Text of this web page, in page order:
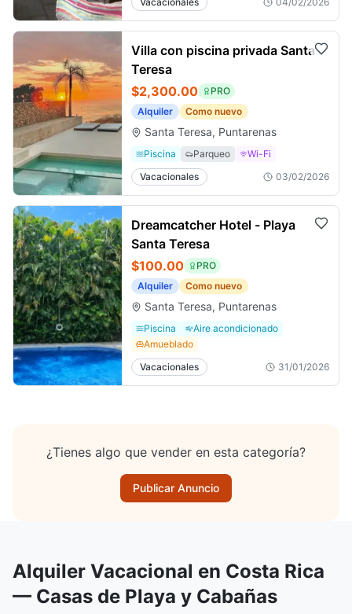
Villa con piscina privada Santa
Teresa
$2,300.00
PRO
Alquiler
Como nuevo
Santa Teresa, Puntarenas
Piscina Parqueo
Wi-Fi
Vacacionales
03/02/2026
Dreamcatcher Hotel - Playa
Santa Teresa
$100.00
PRO
Alquiler
Como nuevo
Santa Teresa, Puntarenas
Piscina
Aire acondicionado
Amueblado
Vacacionales
31/01/2026
¿Tienes algo que vender en esta categoría?
Publicar Anuncio
Alquiler Vacacional en Costa Rica
— Casas de Playa y Cabañas